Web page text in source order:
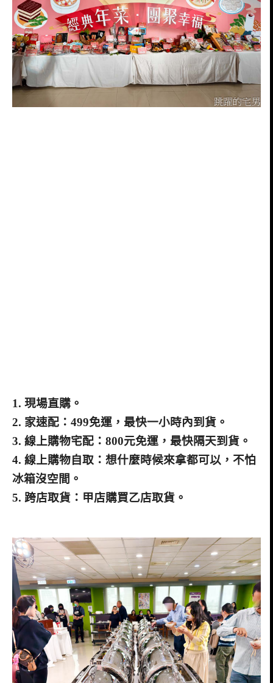
1. 現場直購。
2. 家速配：499免運，最快一小時內到貨。
3. 線上購物宅配：800元免運，最快隔天到貨。
4. 線上購物自取：想什麼時候來拿都可以，不怕
冰箱沒空間。
5. 跨店取貨：甲店購買乙店取貨。